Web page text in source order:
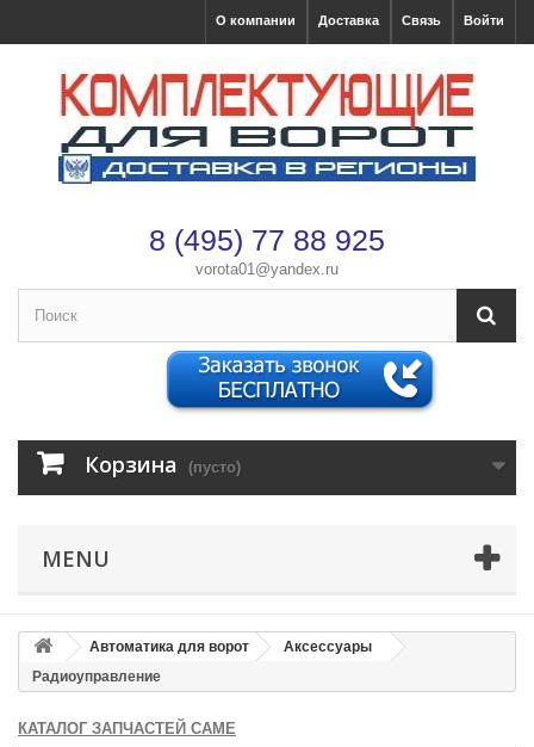
Войти
Связь
Доставка
О компании
8 (495) 77 88 925
vorota01@yandex.ru
Корзина (пусто)
MENU
Автоматика для ворот
Аксессуары
Радиоуправление
КАТАЛОГ ЗАПЧАСТЕЙ CAME